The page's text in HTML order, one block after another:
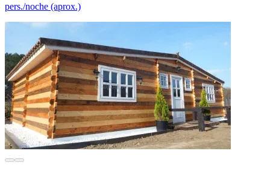
pers./noche (aprox.)